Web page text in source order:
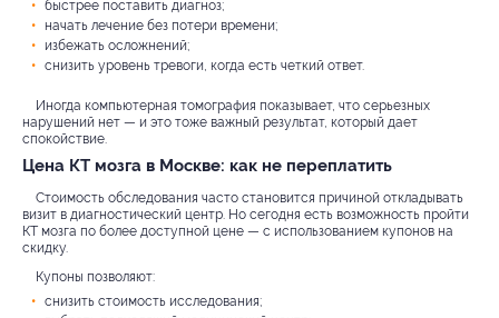
быстрее поставить диагноз;
начать лечение без потери времени;
избежать осложнений;
снизить уровень тревоги, когда есть четкий ответ.
Иногда компьютерная томография показывает, что серьезных
нарушений нет — и это тоже важный результат, который дает
спокойствие.
Цена КТ мозга в Москве: как не переплатить
Стоимость обследования часто становится причиной откладывать
визит в диагностический центр. Но сегодня есть возможность пройти
КТ мозга по более доступной цене — с использованием купонов на
скидку.
Купоны позволяют:
снизить стоимость исследования;